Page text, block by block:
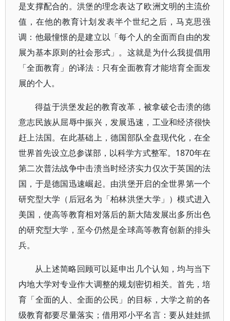
是支撑配合的。洪堡的理念表达了欧洲文明的主流价
值，在他的教育计划发表半个世纪之后，马克思强
调：他最憧憬的是建立以「每个人的全面而自由的发
展为基本原则的社会形式」。这就是为什么我提倡用
「全面教育」的译法：只有全面教育才能培育全面发
展的个人。
得益于洪堡发起的教育改革，被拿破仑击溃的德
意志民族从屈辱中振兴，发展迅速，工业和经济很快
赶上法国。在此基础上，德国部队全盘现代化，在全
世界首先设立总参谋部，以科学方式整军。1870年在
第二次普法战争中击溃当时经济实力仅次于英国的法
国，于是德国迅速崛起。由洪堡开启的全世界第一个
研究型大学（后冠名为「柏林洪堡大学」）模式进入
美国，使高等教育相对落后的新大陆发展出多所出色
的研究型大学，至今仍然是全球高等教育创新的排头
兵。
从上述简略回顾可以延申出几个认知，均与当下
内地大学对专业作大调整的规划密切相关。首先，培
育「全面的人、全面的公民」的目标，大学之前的各
级教育都要尽量落实；借用邓小平名言：要从娃娃抓